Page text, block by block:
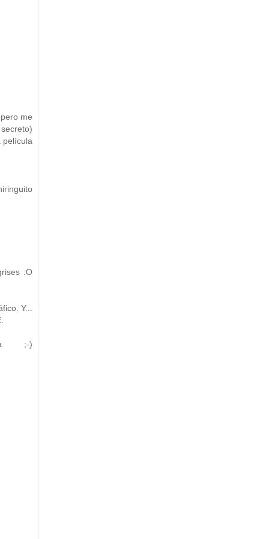
me
película
:O
Y...
;-)